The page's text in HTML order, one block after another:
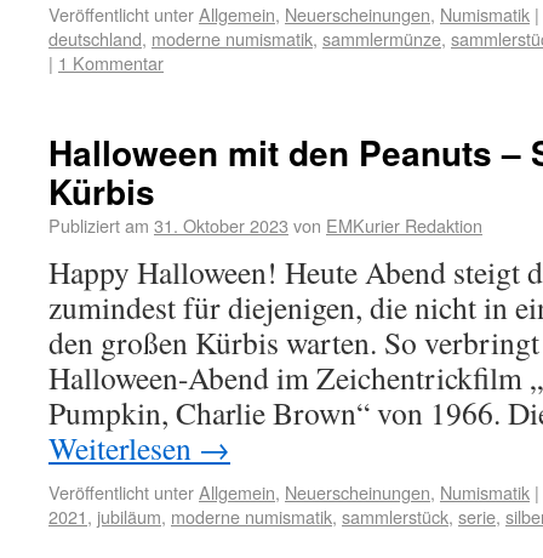
Veröffentlicht unterAllgemein, Neuerscheinungen, Numismatik |
deutschland, moderne numismatik, sammlermünze,
| 1 Kommentar
Halloween mit den Peanuts –
Kürbis
Publiziert am 31. Oktober 2023 von EMKurier Redaktion
Happy Halloween! Heute Abend steigt
zumindest für diejenigen, die nicht in
den großen Kürbis warten. So
Halloween-Abend im Zeichentrickfilm
Pumpkin, Charlie Brown“ von 1966.
Weiterlesen →
Veröffentlicht unterAllgemein, Neuerscheinungen, Numismatik |
2021, jubiläum, moderne numismatik, sammlerstück, serie,